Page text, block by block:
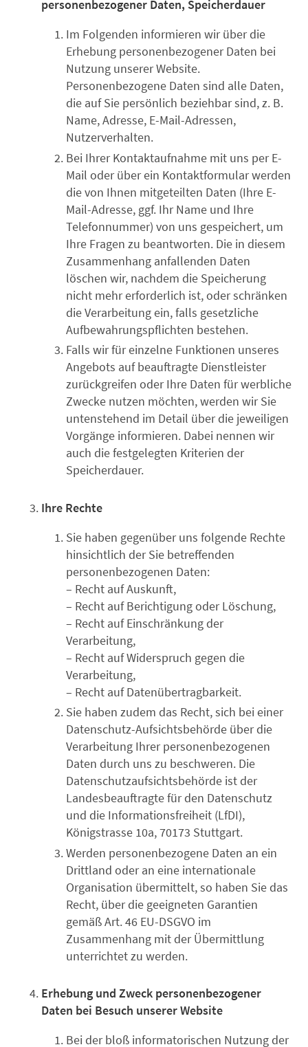
personenbezogener Daten, Speicherdauer
Im Folgenden informieren wir über die
Erhebung personenbezogener Daten bei
Nutzung unserer Website.
Personenbezogene Daten sind alle Daten,
die auf Sie persönlich beziehbar sind, z. B.
Name, Adresse, E-Mail-Adressen,
Nutzerverhalten.
Bei Ihrer Kontaktaufnahme mit uns per E-
Mail oder über ein Kontaktformular werden
die von Ihnen mitgeteilten Daten (Ihre E-
Mail-Adresse, ggf. Ihr Name und Ihre
Telefonnummer) von uns gespeichert, um
Ihre Fragen zu beantworten. Die in diesem
Zusammenhang anfallenden Daten
löschen wir, nachdem die Speicherung
nicht mehr erforderlich ist, oder schränken
die Verarbeitung ein, falls gesetzliche
Aufbewahrungspflichten bestehen.
Falls wir für einzelne Funktionen unseres
Angebots auf beauftragte Dienstleister
zurückgreifen oder Ihre Daten für werbliche
Zwecke nutzen möchten, werden wir Sie
untenstehend im Detail über die jeweiligen
Vorgänge informieren. Dabei nennen wir
auch die festgelegten Kriterien der
Speicherdauer.
Ihre Rechte
Sie haben gegenüber uns folgende Rechte
hinsichtlich der Sie betreffenden
personenbezogenen Daten:
– Recht auf Auskunft,
– Recht auf Berichtigung oder Löschung,
– Recht auf Einschränkung der
Verarbeitung,
– Recht auf Widerspruch gegen die
Verarbeitung,
– Recht auf Datenübertragbarkeit.
Sie haben zudem das Recht, sich bei einer
Datenschutz-Aufsichtsbehörde über die
Verarbeitung Ihrer personenbezogenen
Daten durch uns zu beschweren. Die
Datenschutzaufsichtsbehörde ist der
Landesbeauftragte für den Datenschutz
und die Informationsfreiheit (LfDI),
Königstrasse 10a, 70173 Stuttgart.
Werden personenbezogene Daten an ein
Drittland oder an eine internationale
Organisation übermittelt, so haben Sie das
Recht, über die geeigneten Garantien
gemäß Art. 46 EU-DSGVO im
Zusammenhang mit der Übermittlung
unterrichtet zu werden.
Erhebung und Zweck personenbezogener
Daten bei Besuch unserer Website
Bei der bloß informatorischen Nutzung der